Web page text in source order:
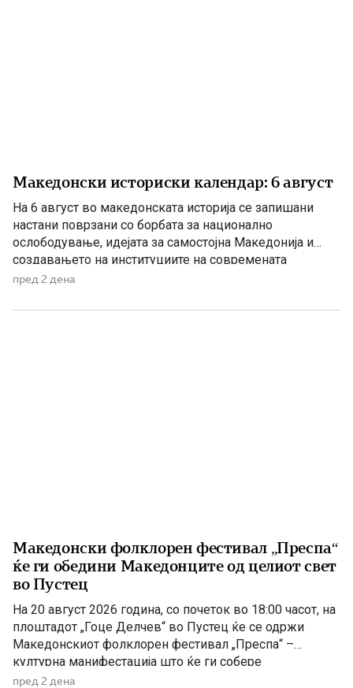
Македонски историски календар: 6 август
На 6 август во македонската историја се запишани
настани поврзани со борбата за национално
ослободување, идејата за самостојна Македонија и
создавањето на институциите на современата
македонска држава. 1875 – Роден е Григорие Хаџи
Григорие Хаџи Ташковиќ – македонски револуционер,
пред 2 дена
Македонски фолклорен фестивал „Преспа“
ќе ги обедини Македонците од целиот свет
во Пустец
На 20 август 2026 година, со почеток во 18:00 часот, на
плоштадот „Гоце Делчев“ во Пустец ќе се одржи
Македонскиот фолклорен фестивал „Преспа“ –
културна манифестација што ќе ги собере
Македонците од Македонија, Албанија и дијаспората во
пред 2 дена